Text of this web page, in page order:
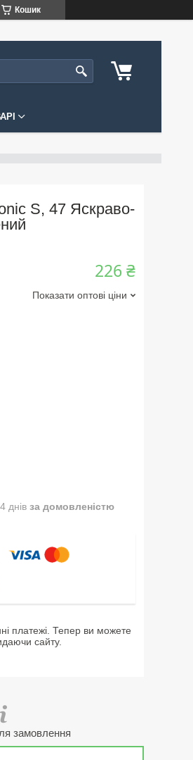
Кошик
S, 47 Яскраво-
226 ₴
Показати оптові ціни
днів за домовленістю
платежі. Тепер ви можете
сайту.
замовлення